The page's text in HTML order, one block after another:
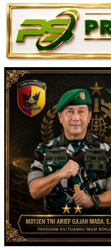
Loncat
ke
konten